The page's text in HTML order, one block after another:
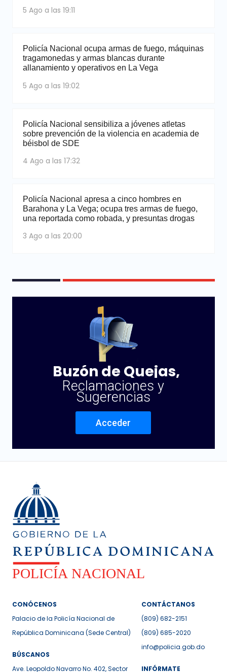
5 Ago a las 19:11
Policía Nacional ocupa armas de fuego, máquinas
tragamonedas y armas blancas durante
allanamiento y operativos en La Vega
5 Ago a las 19:02
Policía Nacional sensibiliza a jóvenes atletas
sobre prevención de la violencia en academia de
béisbol de SDE
4 Ago a las 17:32
Policía Nacional apresa a cinco hombres en
Barahona y La Vega; ocupa tres armas de fuego,
una reportada como robada, y presuntas drogas
3 Ago a las 20:00
Buzón de Quejas,
Reclamaciones y
Sugerencias
Acceder
CONÓCENOS
Palacio de la Policía Nacional de
República Dominicana (Sede Central)
BÚSCANOS
Ave. Leopoldo Navarro No. 402, Sector
CONTÁCTANOS
(809) 682-2151
(809) 685-2020
info@policia.gob.do
INFÓRMATE